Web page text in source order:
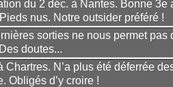
du 2 déc. à Nantes. Bonne 3e
nus. Notre outsider préféré !
sorties ne nous permet pas
doutes...
Chartres. N’a plus été déferrée
Obligés d’y croire !